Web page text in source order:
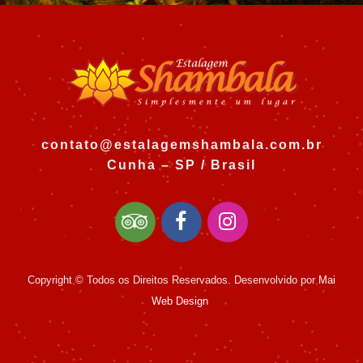
contato@estalagemshambala.com.br
Cunha – SP / Brasil
Copyright © Todos os Direitos Reservados. Desenvolvido por Mai
Web Design